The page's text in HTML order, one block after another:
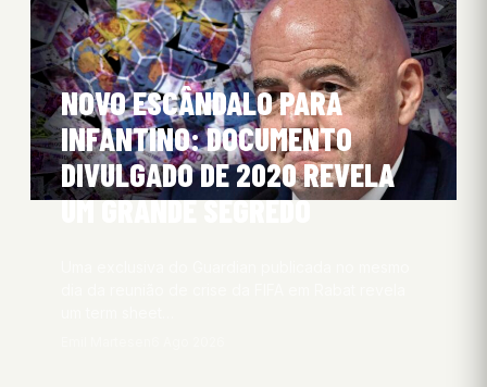
NOVO ESCÂNDALO PARA
INFANTINO: DOCUMENTO
DIVULGADO DE 2020 REVELA
UM GRANDE SEGREDO